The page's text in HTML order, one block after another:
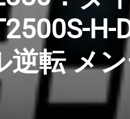
H-
逆転 メ